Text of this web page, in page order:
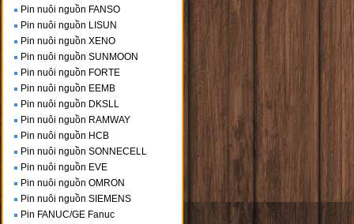
Pin nuôi nguồn FANSO
Pin nuôi nguồn LISUN
Pin nuôi nguồn XENO
Pin nuôi nguồn SUNMOON
Pin nuôi nguồn FORTE
Pin nuôi nguồn EEMB
Pin nuôi nguồn DKSLL
Pin nuôi nguồn RAMWAY
Pin nuôi nguồn HCB
Pin nuôi nguồn SONNECELL
Pin nuôi nguồn EVE
Pin nuôi nguồn OMRON
Pin nuôi nguồn SIEMENS
Pin FANUC/GE Fanuc